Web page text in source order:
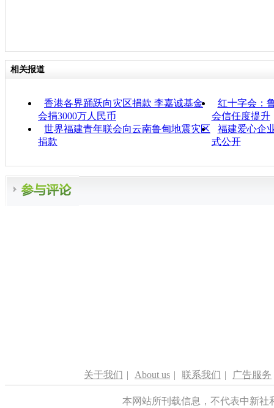
相关报道
香港各界踊跃向灾区捐款 李嘉诚基金
会捐3000万人民币
红十字会：
会信任度提升
世界福建青年联会向云南鲁甸地震灾区
捐款
福建爱心企
式公开
关于我们 | About us | 联系我们 | 广告服务
本网站所刊载信息，不代表中新